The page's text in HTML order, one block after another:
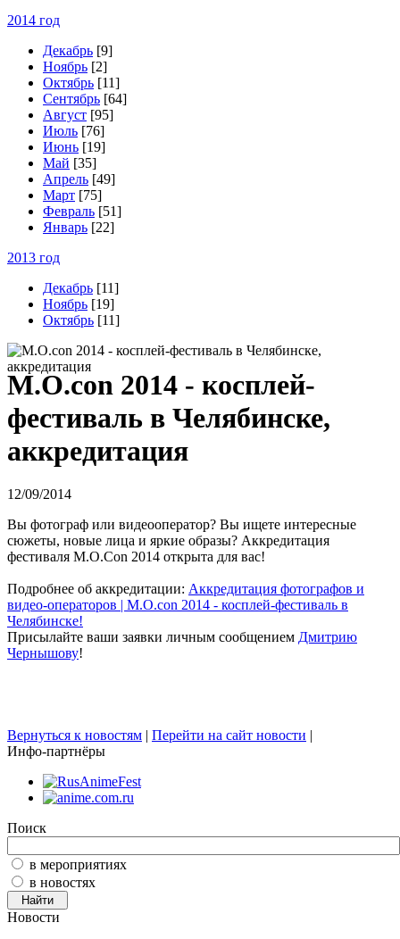
2014 год
Декабрь [9]
Ноябрь [2]
Октябрь [11]
Сентябрь [64]
Август [95]
Июль [76]
Июнь [19]
Май [35]
Апрель [49]
Март [75]
Февраль [51]
Январь [22]
2013 год
Декабрь [11]
Ноябрь [19]
Октябрь [11]
M.O.con 2014 - косплей-
фестиваль в Челябинске,
аккредитация
12/09/2014
Вы фотограф или видеооператор? Вы ищете интересные
сюжеты, новые лица и яркие образы? Аккредитация
фестиваля M.O.Con 2014 открыта для вас!
Подробнее об аккредитации: Аккредитация фотографов и
видео-операторов | M.O.con 2014 - косплей-фестиваль в
Челябинске!
Присылайте ваши заявки личным сообщением Дмитрию
Чернышову!
Вернуться к новостям | Перейти на сайт новости |
Инфо-партнёры
Поиск
в мероприятиях
в новостях
Новости